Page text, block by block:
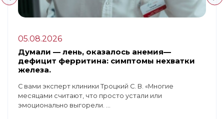
05.08.2026
Думали — лень, оказалось анемия—
дефицит ферритина: симптомы нехватки
железа.
С вами эксперт клиники Троцкий С. В. «Многие
месяцами считают, что просто устали или
эмоционально выгорели. ...